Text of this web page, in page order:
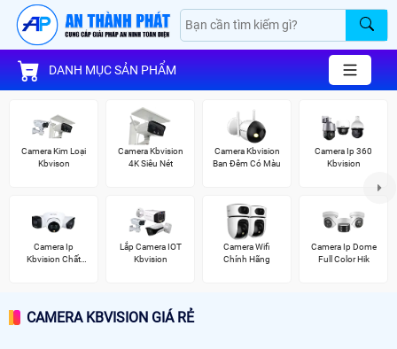
DANH MỤC SẢN PHẨM
Camera Kim Loại
Kbvison
Camera Kbvision
4K Siêu Nét
Camera Kbvision
Ban Đêm Có Màu
Camera Ip 360
Kbvision
Camera Ip
Kbvision Chất
Lắp Camera IOT
Kbvision
Camera Wifi
Chính Hãng
Camera Ip Dome
Full Color Hik
CAMERA KBVISION GIÁ RẺ